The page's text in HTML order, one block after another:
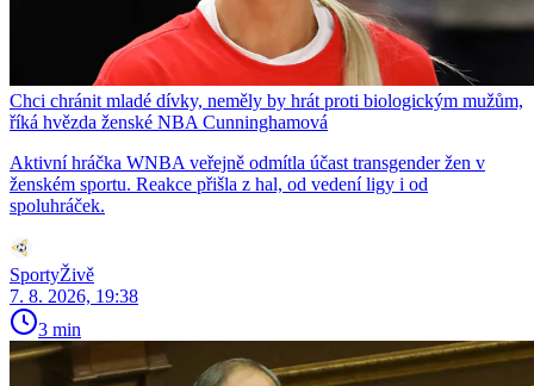
Chci chránit mladé dívky, neměly by hrát proti biologickým mužům,
říká hvězda ženské NBA Cunninghamová
Aktivní hráčka WNBA veřejně odmítla účast transgender žen v
ženském sportu. Reakce přišla z hal, od vedení ligy i od
spoluhráček.
SportyŽivě
7. 8. 2026, 19:38
3 min